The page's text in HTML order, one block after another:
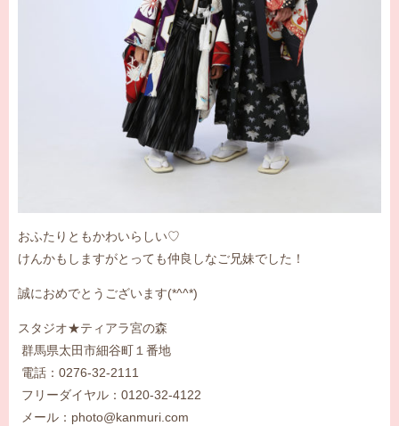
おふたりともかわいらしい♡
けんかもしますがとっても仲良しなご兄妹でした！
誠におめでとうございます(*^^*)
スタジオ★ティアラ宮の森
群馬県太田市細谷町１番地
電話：0276-32-2111
フリーダイヤル：0120-32-4122
メール：photo@kanmuri.com